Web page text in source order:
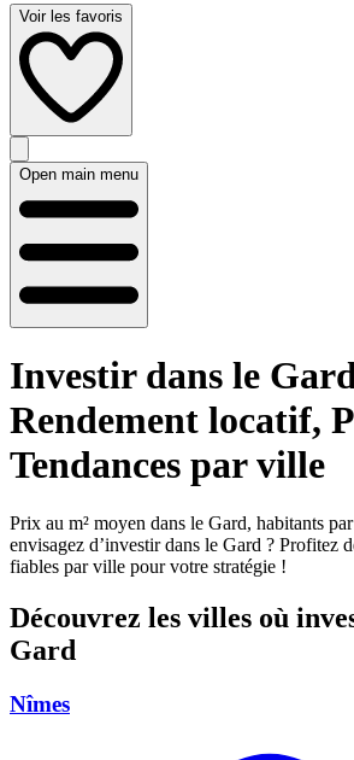
Voir les favoris
Open main menu
Investir dans le
Rendement locatif,
Tendances par ville
Prix au m² moyen dans le Gard, habitants
envisagez d’investir dans le Gard ? Profitez
fiables par ville pour votre stratégie !
Découvrez les villes où
Gard
Nîmes